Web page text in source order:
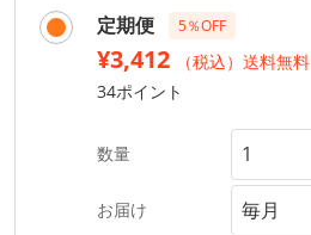
定期便 5％OFF
¥3,412
（税込）送料無料
34ポイント
数量
お届け